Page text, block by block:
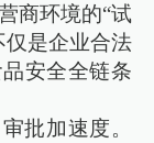
商环境的“试
仅是企业合法
品安全全链条
批加速度。